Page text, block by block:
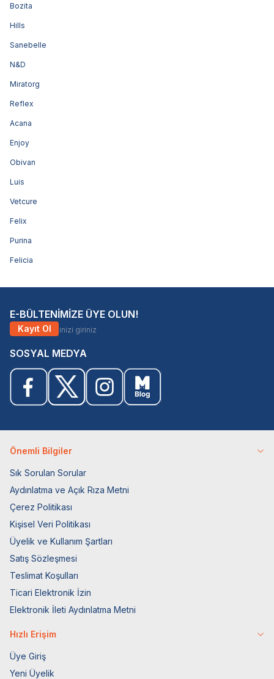
Bozita
Hills
Sanebelle
N&D
Miratorg
Reflex
Acana
Enjoy
Obivan
Luis
Vetcure
Felix
Purina
Felicia
E-BÜLTENİMİZE ÜYE OLUN!
Kayıt Ol
SOSYAL MEDYA
Önemli Bilgiler
Sık Sorulan Sorular
Aydınlatma ve Açık Rıza Metni
Çerez Politikası
Kişisel Veri Politikası
Üyelik ve Kullanım Şartları
Satış Sözleşmesi
Teslimat Koşulları
Ticari Elektronik İzin
Elektronik İleti Aydınlatma Metni
Hızlı Erişim
Üye Giriş
Yeni Üyelik